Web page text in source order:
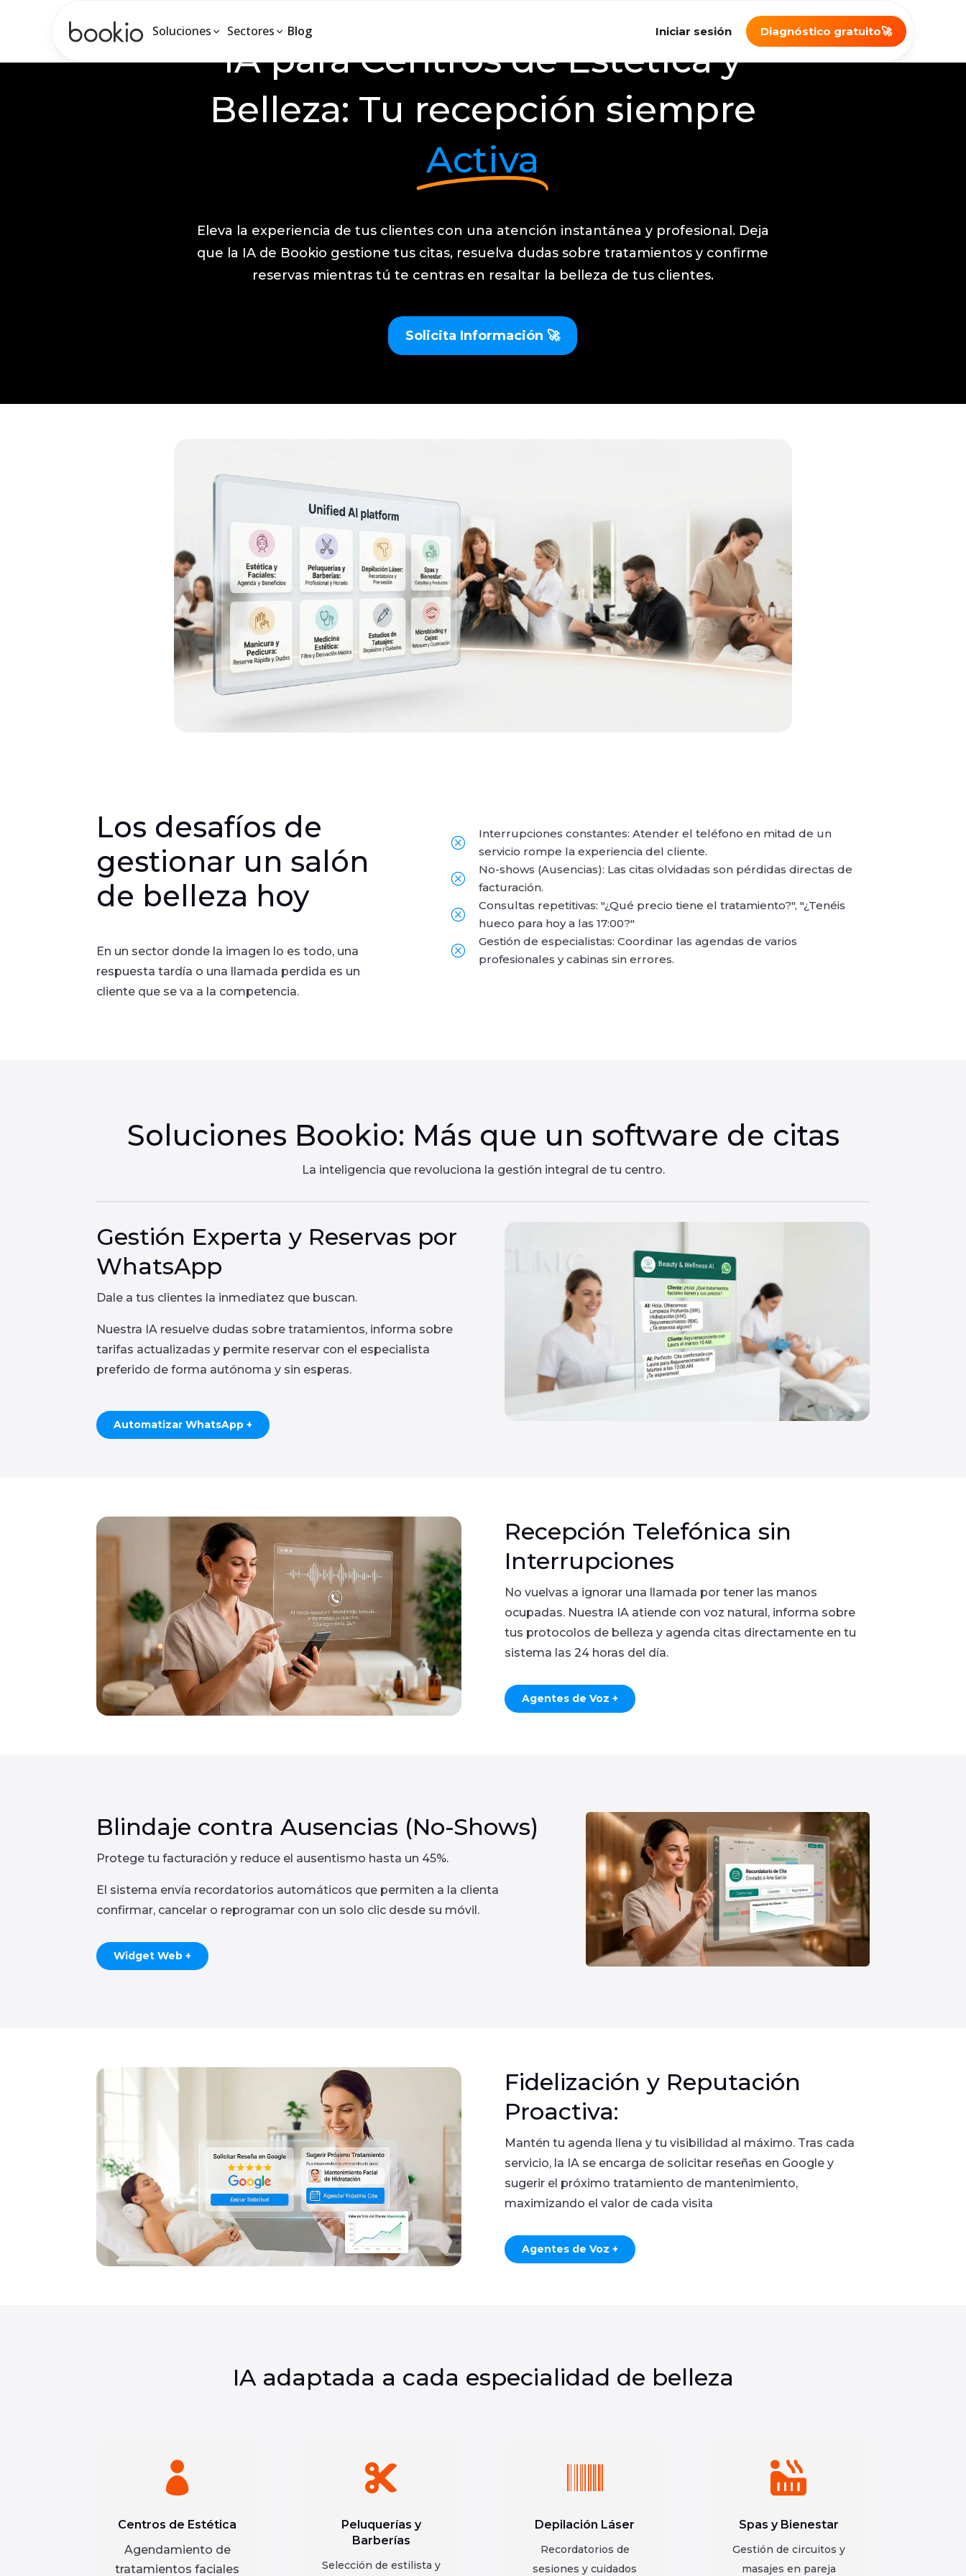
Soluciones Sectores Blog Iniciar sesión Diagnóstico gratuito🚀
IA para Centros de Estética y
Belleza: Tu recepción siempre
Activa
Eleva la experiencia de tus clientes con una atención instantánea y profesional. Deja
que la IA de Bookio gestione tus citas, resuelva dudas sobre tratamientos y confirme
reservas mientras tú te centras en resaltar la belleza de tus clientes.
Solicita Información 🚀
Los desafíos de
gestionar un salón
de belleza hoy
En un sector donde la imagen lo es todo, una
respuesta tardía o una llamada perdida es un
cliente que se va a la competencia.
Q
Interrupciones constantes: Atender el teléfono en mitad de un
servicio rompe la experiencia del cliente.
Q
No-shows (Ausencias): Las citas olvidadas son pérdidas directas de
facturación.
Q
Consultas repetitivas: "¿Qué precio tiene el tratamiento?", "¿Tenéis
hueco para hoy a las 17:00?"
Q
Gestión de especialistas: Coordinar las agendas de varios
profesionales y cabinas sin errores.
Soluciones Bookio: Más que un software de citas
La inteligencia que revoluciona la gestión integral de tu centro.
Gestión Experta y Reservas por
WhatsApp
Dale a tus clientes la inmediatez que buscan.
Nuestra IA resuelve dudas sobre tratamientos, informa sobre
tarifas actualizadas y permite reservar con el especialista
preferido de forma autónoma y sin esperas.
Automatizar WhatsApp +
Recepción Telefónica sin
Interrupciones
No vuelvas a ignorar una llamada por tener las manos
ocupadas. Nuestra IA atiende con voz natural, informa sobre
tus protocolos de belleza y agenda citas directamente en tu
sistema las 24 horas del día.
Agentes de Voz +
Blindaje contra Ausencias (No-Shows)
Protege tu facturación y reduce el ausentismo hasta un 45%.
El sistema envía recordatorios automáticos que permiten a la clienta
confirmar, cancelar o reprogramar con un solo clic desde su móvil.
Widget Web +
Fidelización y Reputación
Proactiva:
Mantén tu agenda llena y tu visibilidad al máximo. Tras cada
servicio, la IA se encarga de solicitar reseñas en Google y
sugerir el próximo tratamiento de mantenimiento,
maximizando el valor de cada visita
Agentes de Voz +
IA adaptada a cada especialidad de belleza

Centros de Estética
Agendamiento de
tratamientos faciales

Peluquerías y
Barberías
Selección de estilista y
Depilación Láser
Recordatorios de
sesiones y cuidados

Spas y Bienestar
Gestión de circuitos y
masajes en pareja